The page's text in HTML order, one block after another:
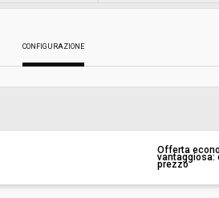
03/07/2024 14:56
CONFIGURAZIONE
Offerta
vantaggiosa:
prezzo